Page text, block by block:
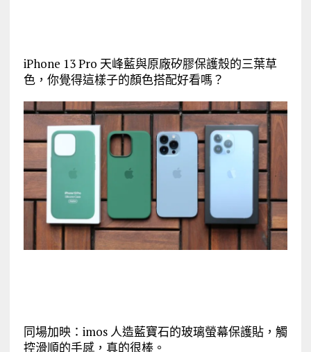
iPhone 13 Pro 天峰藍與原廠矽膠保護殼的三葉草
色，你覺得這樣子的顏色搭配好看嗎？
同場加映：imos 人造藍寶石的玻璃螢幕保護貼，觸
控滑順的手感，真的很棒。